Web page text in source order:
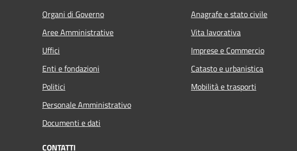
Organi di Governo
Aree Amministrative
Uffici
Enti e fondazioni
Politici
Personale Amministrativo
Documenti e dati
Anagrafe e stato civile
Vita lavorativa
Imprese e Commercio
Catasto e urbanistica
Mobilità e trasporti
CONTATTI